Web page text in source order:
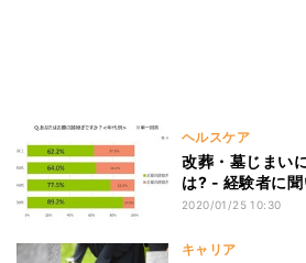
ヘルスケア
改葬・墓じまい
は? - 経験者に
2020/01/25 10:30
キャリア